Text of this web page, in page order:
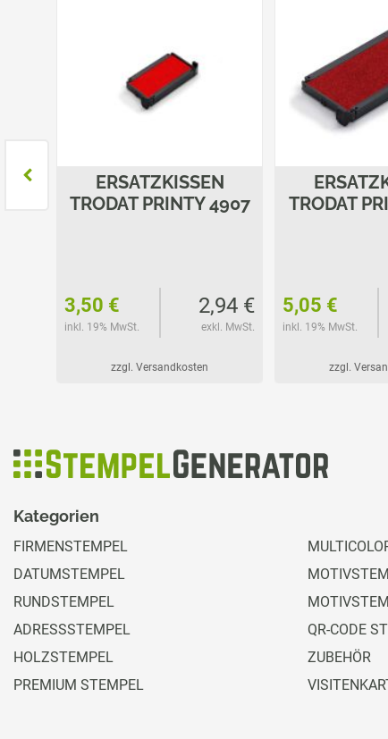
ERSATZKISSEN
TRODAT PRINTY 4907
3,50 €
inkl. 19% MwSt.
2,94 €
exkl. MwSt.
zzgl. Versandkosten
TRODAT
5,05 €
inkl. 19% MwSt.
zzgl.
Kategorien
FIRMENSTEMPEL
DATUMSTEMPEL
RUNDSTEMPEL
ADRESSSTEMPEL
HOLZSTEMPEL
PREMIUM STEMPEL
QR-CODE
ZUBEHÖR